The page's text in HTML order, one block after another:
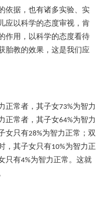
据，也有诸多实验、实
应以科学的态度审视，肯
作用，以科学的态度看待
胎教的效果，这是我们应
常者，其子女73%为智力
正常者，其子女64%为智力
女只有28%为智力正常；双
，其子女只有10%为智力正
只有4%为智力正常。这就